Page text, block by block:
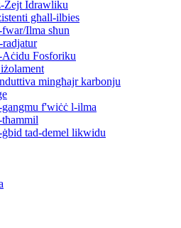
Żejt Idrawliku
għall-ilbies
Ilma sħun
Fosforiku
mingħajr karbonju
f'wiċċ l-ilma
tad-demel likwidu